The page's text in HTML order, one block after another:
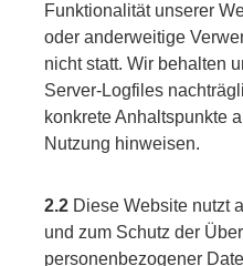
Funktionalität unserer
oder anderweitige
nicht statt. Wir behalten
Server-Logfiles
konkrete Anhaltspunkte
Nutzung hinweisen.
2.2 Diese Website nutzt
und zum Schutz der
personenbezogener